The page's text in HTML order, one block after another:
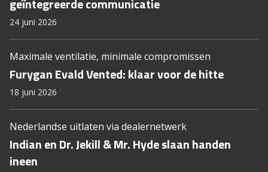
geïntegreerde communicatie
24 juni 2026
Maximale ventilatie, minimale compromissen
Furygan Evald Vented: klaar voor de hitte
18 juni 2026
Nederlandse uitlaten via dealernetwerk
Indian en Dr. Jekill & Mr. Hyde slaan handen
ineen